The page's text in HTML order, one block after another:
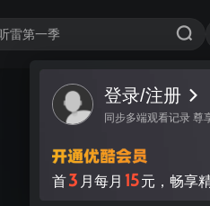
登录/注册
同步多端观看记录 尊
首3 月每月 15元，畅享